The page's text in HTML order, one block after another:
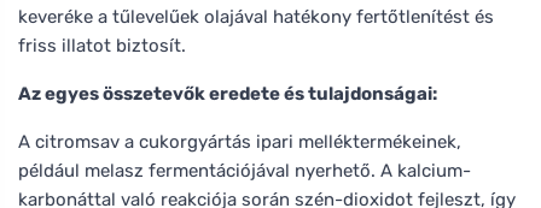
keveréke a tűlevelűek olajával hatékony fertőtlenítést és
friss illatot biztosít.
Az egyes összetevők eredete és tulajdonságai:
A citromsav a cukorgyártás ipari melléktermékeinek,
például melasz fermentációjával nyerhető. A kalcium-
karbonáttal való reakciója során szén-dioxidot fejleszt, így